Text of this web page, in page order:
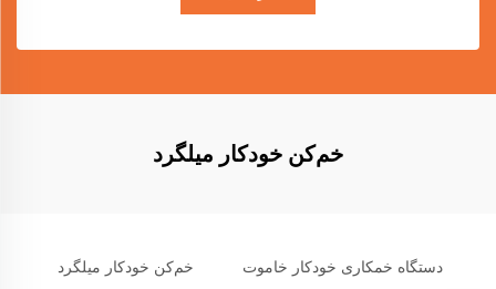
خم‌کن خودکار میلگرد
دستگاه خمکاری خودکار خاموت خم‌کن خودکار میلگرد